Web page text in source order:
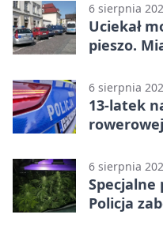
6 sierpnia
Uciekał
pieszo.
6 sierpnia
13-latek
6 sierpnia
Specjalne
Policja